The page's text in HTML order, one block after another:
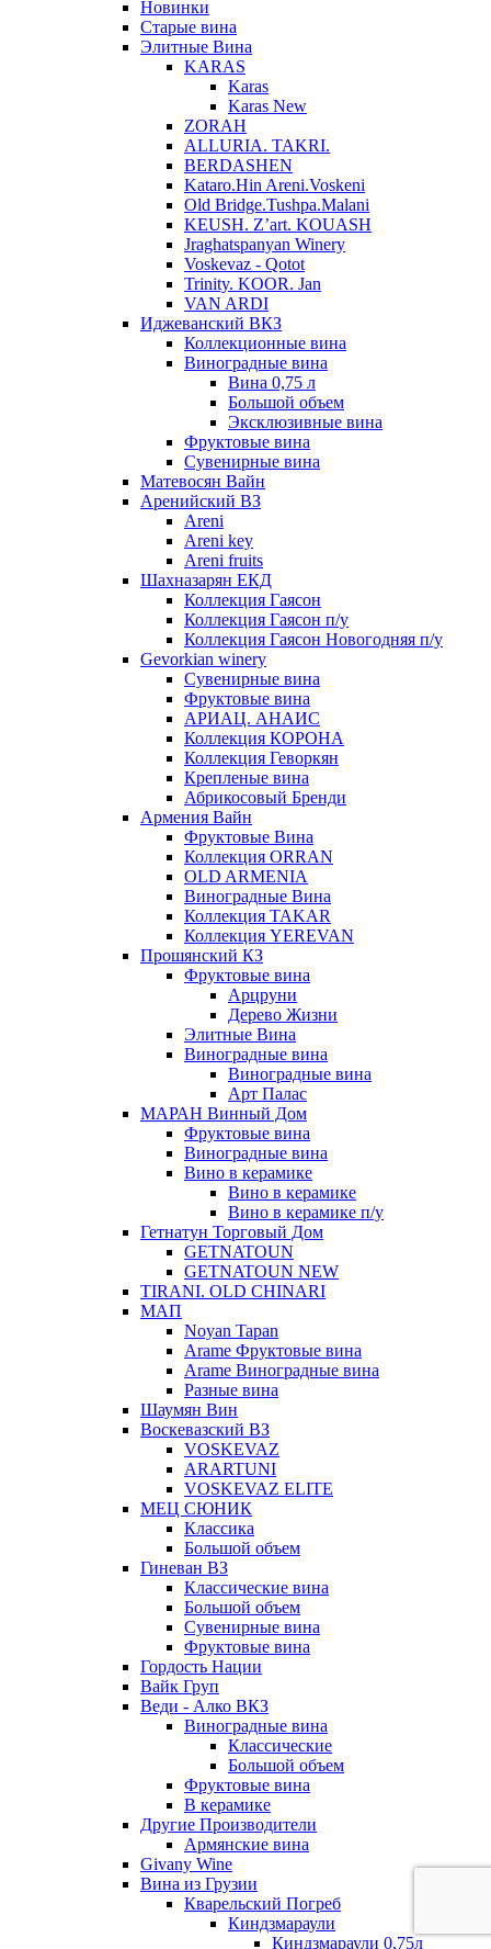
Новинки
Старые вина
Элитные Вина
KARAS
Karas
Karas New
ZORAH
ALLURIA. TAKRI.
BERDASHEN
Kataro.Hin Areni.Voskeni
Old Bridge.Tushpa.Malani
KEUSH. Z’art. KOUASH
Jraghatspanyan Winery
Voskevaz - Qotot
Trinity. KOOR. Jan
VAN ARDI
Иджеванский ВКЗ
Коллекционные вина
Виноградные вина
Вина 0,75 л
Большой объем
Эксклюзивные вина
Фруктовые вина
Cувенирные вина
Матевосян Вайн
Аренийский ВЗ
Areni
Areni key
Areni fruits
Шахназарян ЕКД
Коллекция Гаясон
Коллекция Гаясон п/у
Коллекция Гаясон Новогодняя п/у
Gevorkian winery
Сувенирные вина
Фруктовые вина
АРИАЦ. АНАИС
Коллекция КОРОНА
Коллекция Геворкян
Крепленые вина
Абрикосовый Бренди
Армения Вайн
Фруктовые Вина
Коллекция ORRAN
OLD ARMENIA
Виноградные Вина
Коллекция TAKAR
Коллекция YEREVAN
Прошянский КЗ
Фруктовые вина
Арцруни
Дерево Жизни
Элитные Вина
Виноградные вина
Виноградные вина
Арт Палас
МАРАН Винный Дом
Фруктовые вина
Виноградные вина
Вино в керамике
Вино в керамике
Вино в керамике п/у
Гетнатун Торговый Дом
GETNATOUN
GETNATOUN NEW
TIRANI. OLD CHINARI
МАП
Noyan Tapan
Arame Фруктовые вина
Arame Виноградные вина
Разные вина
Шаумян Вин
Воскевазский ВЗ
VOSKEVAZ
ARARTUNI
VOSKEVAZ ELITE
МЕЦ СЮНИК
Классика
Большой объем
Гиневан ВЗ
Классические вина
Большой объем
Сувенирные вина
Фруктовые вина
Гордость Нации
Вайк Груп
Веди - Алко ВКЗ
Виноградные вина
Классические
Большой объем
Фруктовые вина
В керамике
Другие Производители
Армянские вина
Givany Wine
Вина из Грузии
Кварельский Погреб
Киндзмараули
Киндзмараули 0,75л